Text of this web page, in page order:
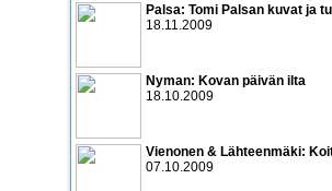
Palsa: Tomi Palsan kuvat ja
18.11.2009
Nyman: Kovan päivän ilta
18.10.2009
Vienonen & Lähteenmäki:
07.10.2009